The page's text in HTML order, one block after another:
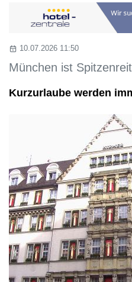
10.07.2026 11:50
München ist
Kurzurlaube werden